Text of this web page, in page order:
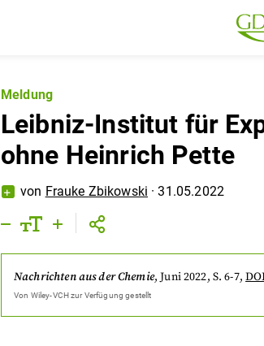
Meldung
Leibniz-Institut für
ohne Heinrich Pette
von Frauke Zbikowski ·31.05.2022
Nachrichten aus der Chemie,Juni 2022, S. 6-7,
Von Wiley-VCHzur Verfügung gestellt